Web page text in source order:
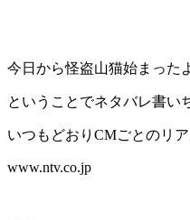
今日から怪盗山猫始まった
ということでネタバレ書い
いつもどおりCMごとのリ
www.ntv.co.jp